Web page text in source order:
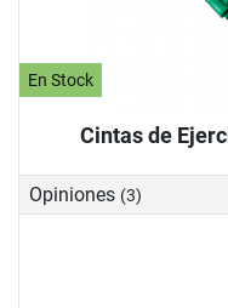
En Stock
Cintas de
Opiniones (3)